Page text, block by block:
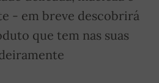
- em breve descobrirá
que tem nas suas